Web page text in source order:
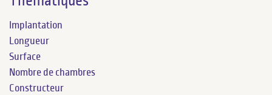
Implantation
Longueur
Surface
Nombre de chambres
Constructeur